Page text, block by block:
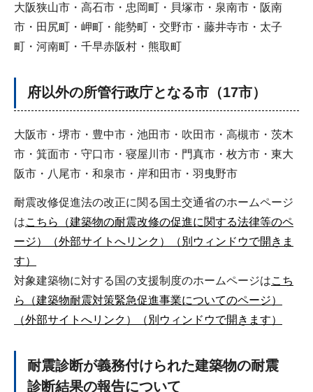
大阪狭山市・高石市・忠岡町・貝塚市・泉南市・阪南
市・田尻町・岬町・能勢町・交野市・藤井寺市・太子
町・河南町・千早赤阪村・熊取町
府以外の所管行政庁となる市（17市）
大阪市・堺市・豊中市・池田市・吹田市・高槻市・茨木
市・箕面市・守口市・寝屋川市・門真市・枚方市・東大
阪市・八尾市・和泉市・岸和田市・羽曳野市
耐震改修促進法の改正に関る国土交通省のホームページ
はこちら（建築物の耐震改修の促進に関する法律等のペ
ージ）（外部サイトへリンク）（別ウィンドウで開きま
す）
対象建築物に対する国の支援制度のホームページはこち
ら（建築物耐震対策緊急促進事業についてのページ）
（外部サイトへリンク）（別ウィンドウで開きます）
耐震診断が義務付けられた建築物の耐震
診断結果の報告について